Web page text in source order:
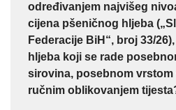
određivanjem najvišeg
cijena pšeničnog hljeba
Federacije BiH“, broj 33/
hljeba koji se rade
sirovina, posebnom vrstom
ručnim oblikovanjem